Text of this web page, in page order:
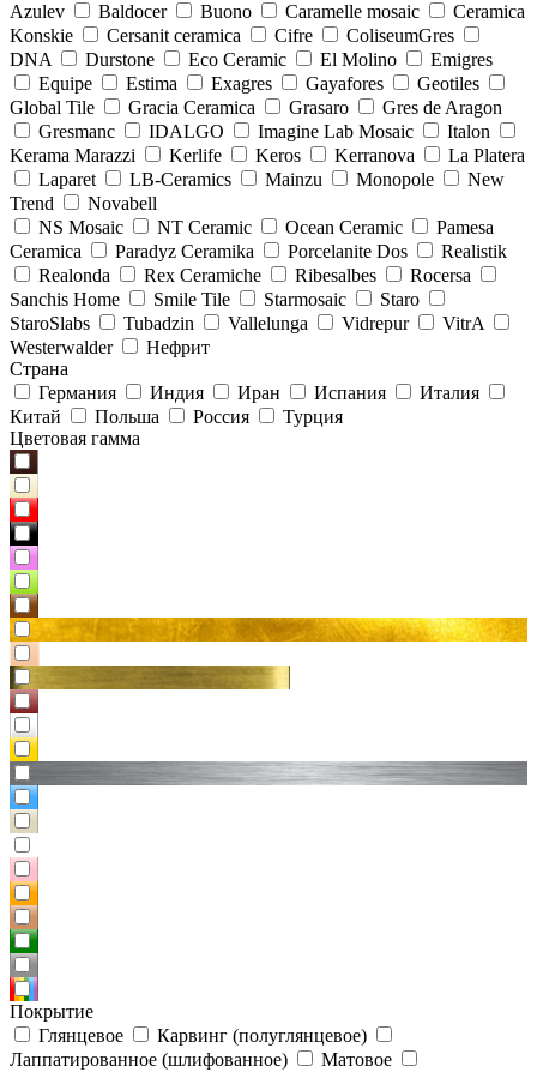
Azulev
Baldocer Buono Caramelle mosaic
Ceramica
Konskie
Cersanit ceramica Cifre
ColiseumGres
DNA
Durstone Eco Ceramic El Molino
Emigres
Equipe
Estima Exagres Gayafores
Geotiles
Global Tile
Gracia Ceramica Grasaro
Gres de Aragon
Gresmanc
IDALGO Imagine Lab Mosaic
Italon
Kerama Marazzi
Kerlife Keros Kerranova
La Platera
Laparet
LB-Ceramics Mainzu Monopole
New
Trend
Novabell
NS Mosaic
NT Ceramic Ocean Ceramic
Pamesa
Ceramica
Paradyz Сeramika Porcelanite Dos
Realistik
Realonda
Rex Ceramiche Ribesalbes
Rocersa
Sanchis Home
Smile Tile Starmosaic
Staro
StaroSlabs
Tubadzin Vallelunga Vidrepur
VitrA
Westerwalder
Нефрит
Страна
Германия
Индия Иран Испания
Италия
Китай
Польша Россия
Турция
Цветовая гамма
Покрытие
Глянцевое
Карвинг (полуглянцевое)
Лаппатированное (шлифованное)
Матовое